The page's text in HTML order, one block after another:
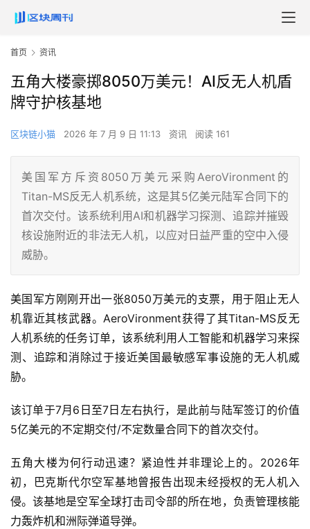
首页 资讯
五角大楼豪掷8050万美元！AI反无人机盾
牌守护核基地
区块链小猫 2026 年 7 月 9 日 11:13 资讯 阅读 161
美国军方斥资8050万美元采购AeroVironment的
Titan-MS反无人机系统，这是其5亿美元陆军合同下的
首次交付。该系统利用AI和机器学习探测、追踪并摧毁
核设施附近的非法无人机，以应对日益严重的空中入侵
威胁。
美国军方刚刚开出一张8050万美元的支票，用于阻止无人
机靠近其核武器。AeroVironment获得了其Titan-MS反无
人机系统的任务订单，该系统利用人工智能和机器学习来探
测、追踪和消除过于接近美国最敏感军事设施的无人机威
胁。
该订单于7月6日至7日左右执行，是此前与陆军签订的价值
5亿美元的不定期交付/不定数量合同下的首次交付。
五角大楼为何行动迅速？紧迫性并非理论上的。2026年
初，巴克斯代尔空军基地曾报告出现未经授权的无人机入
侵。该基地是空军全球打击司令部的所在地，负责管理核能
力轰炸机和洲际弹道导弹。